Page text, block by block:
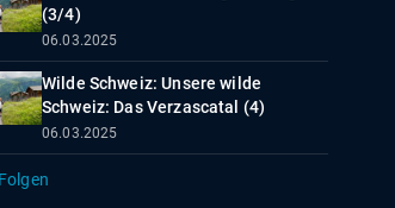
(3/4)
06.03.2025
Wilde Schweiz: Unsere wilde
Schweiz: Das Verzascatal (4)
06.03.2025